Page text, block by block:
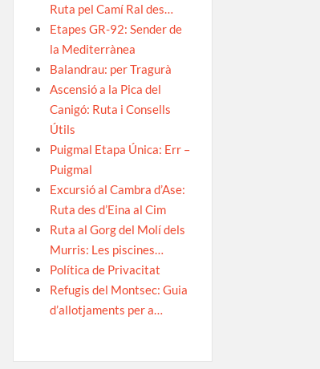
Ruta pel Camí Ral des…
Etapes GR-92: Sender de
la Mediterrànea
Balandrau: per Tragurà
Ascensió a la Pica del
Canigó: Ruta i Consells
Útils
Puigmal Etapa Única: Err –
Puigmal
Excursió al Cambra d’Ase:
Ruta des d’Eina al Cim
Ruta al Gorg del Molí dels
Murris: Les piscines…
Política de Privacitat
Refugis del Montsec: Guia
d’allotjaments per a…